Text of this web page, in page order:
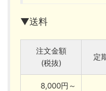
▼送料
注文金額
(税抜)
定
8,000円～